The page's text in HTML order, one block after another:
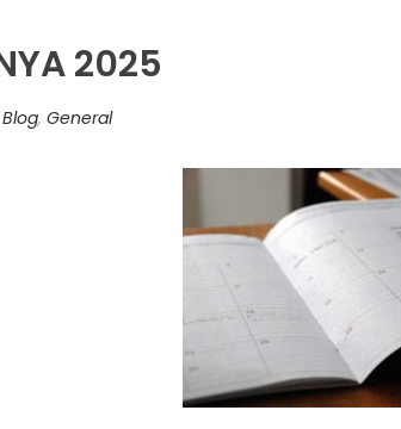
2025
Blog, General